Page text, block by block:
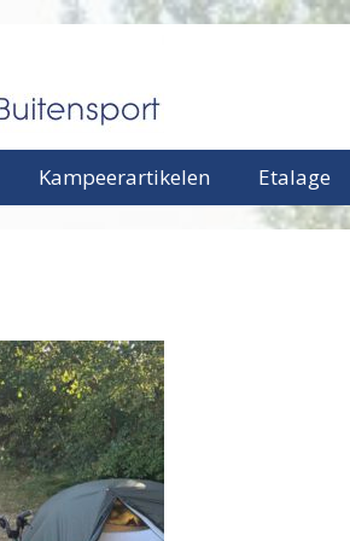
Kampeerartikelen Etalage